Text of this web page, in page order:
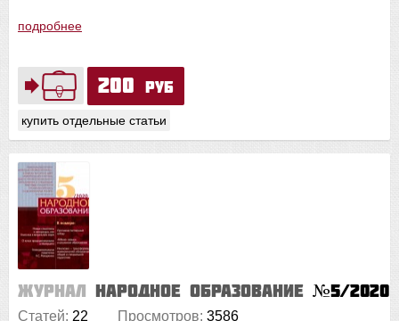
200 руб
купить отдельные статьи
подробнее
Журнал Народное образование №5/2020
Статей: 22 Просмотров: 3586